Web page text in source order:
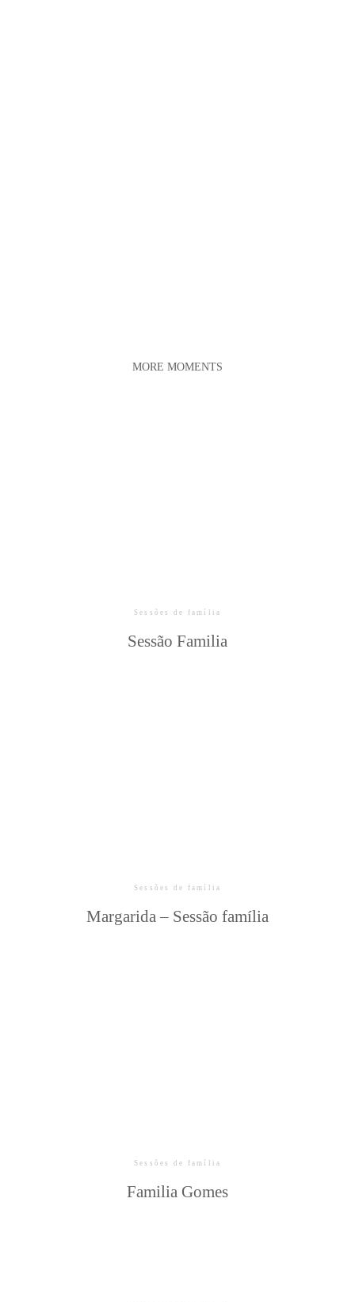
MORE MOMENTS
Sessões de família
Sessão Familia
Sessões de família
Margarida – Sessão família
Sessões de família
Familia Gomes